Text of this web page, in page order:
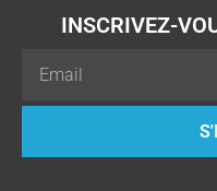
INSCRIVEZ-